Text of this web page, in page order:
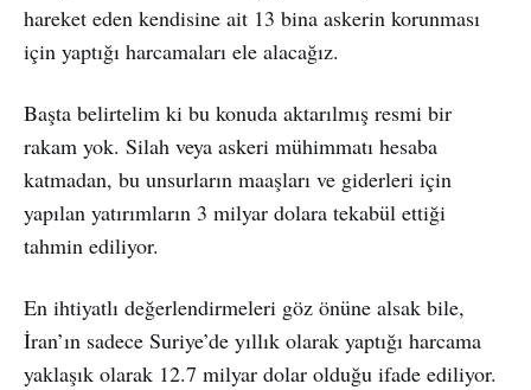
hareket eden kendisine ait 13 bina askerin korunması
için yaptığı harcamaları ele alacağız.
Başta belirtelim ki bu konuda aktarılmış resmi bir
rakam yok. Silah veya askeri mühimmatı hesaba
katmadan, bu unsurların maaşları ve giderleri için
yapılan yatırımların 3 milyar dolara tekabül ettiği
tahmin ediliyor.
En ihtiyatlı değerlendirmeleri göz önüne alsak bile,
İran’ın sadece Suriye’de yıllık olarak yaptığı harcama
yaklaşık olarak 12.7 milyar dolar olduğu ifade ediliyor.